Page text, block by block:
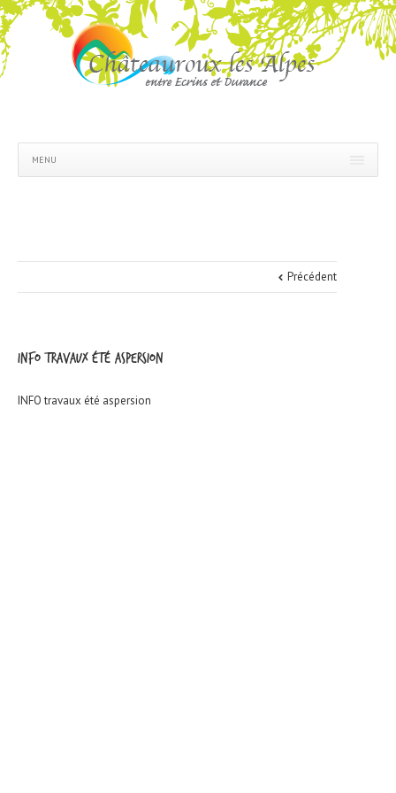
MENU
Précédent
INFO travaux été aspersion
INFO travaux été aspersion